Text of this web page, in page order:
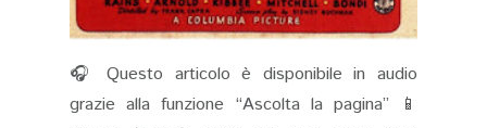
🎧 Questo articolo è disponibile in audio
grazie alla funzione “Ascolta la pagina” 📱